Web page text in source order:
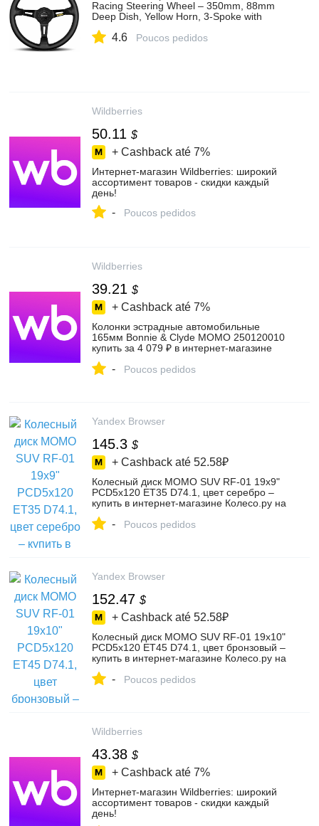
Racing Steering Wheel – 350mm, 88mm
Deep Dish, Yellow Horn, 3-Spoke with
Authentic MOMO Italian Aftermarket
4.6 Poucos pedidos
Wildberries
50.11 $
+ Cashback até 7%
Интернет‑магазин Wildberries: широкий
ассортимент товаров - скидки каждый
день!
- Poucos pedidos
Wildberries
39.21 $
+ Cashback até 7%
Колонки эстрадные автомобильные
165мм Bonnie & Clyde MOMO 250120010
купить за 4 079 ₽ в интернет‑магазине
- Poucos pedidos
Yandex Browser
145.3 $
+ Cashback até 52.58₽
Колесный диск MOMO SUV RF-01 19x9"
PCD5x120 ET35 D74.1, цвет серебро –
купить в интернет-магазине Колесо.ру на
- Poucos pedidos
Yandex Browser
152.47 $
+ Cashback até 52.58₽
Колесный диск MOMO SUV RF-01 19x10"
PCD5x120 ET45 D74.1, цвет бронзовый –
купить в интернет-магазине Колесо.ру на
- Poucos pedidos
Wildberries
43.38 $
+ Cashback até 7%
Интернет‑магазин Wildberries: широкий
ассортимент товаров - скидки каждый
день!